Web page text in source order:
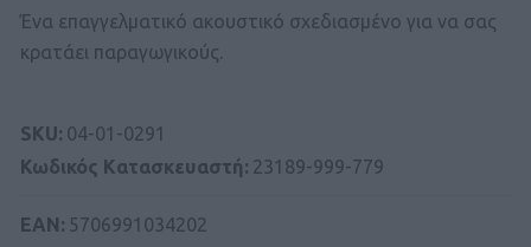
Ένα επαγγελματικό ακουστικό σχεδιασμένο για να σας
κρατάει παραγωγικούς.
SKU: 04-01-0291
Κωδικός Kατασκευαστή: 23189-999-779
ΕΑΝ: 5706991034202